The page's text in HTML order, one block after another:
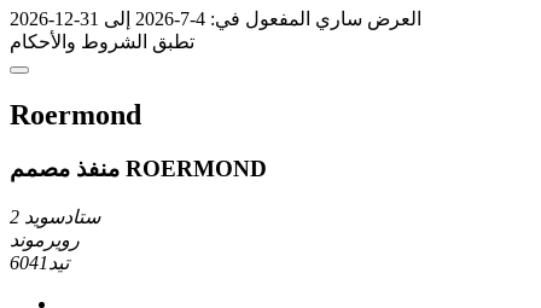
العرض ساري المفعول في: 4-7-2026 إلى 31-12-2026
تطبق الشروط والأحكام
Roermond
منفذ مصمم ROERMOND
ستادسويد 2
رويرموند
6041تيد